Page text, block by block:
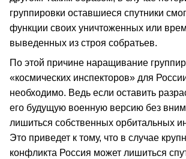
группировки оставшиеся спутники
функции своих уничтоженных или
выведенных из строя собратьев.
По этой причине наращивание
«космических инспекторов» для
необходимо. Ведь если оставить
его будущую военную версию без
лишиться собственных орбитальных
Это приведет к тому, что в случае
конфликта Россия может лишиться